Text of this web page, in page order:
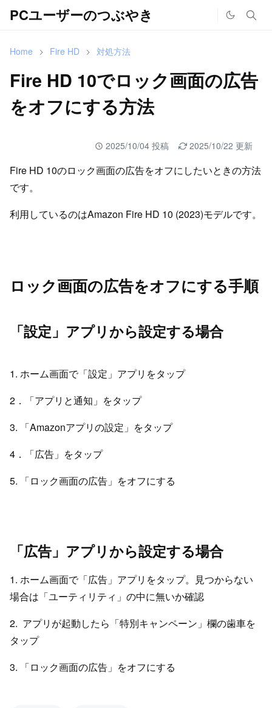
PCユーザーのつぶやき
Home Fire HD 対処方法
Fire HD 10でロック画面の広告
をオフにする方法
2025/10/04 投稿 2025/10/22 更新
Fire HD 10のロック画面の広告をオフにしたいときの方法
です。
利用しているのはAmazon Fire HD 10 (2023)モデルです。
ロック画面の広告をオフにする手順
「設定」アプリから設定する場合
1. ホーム画面で「設定」アプリをタップ
2．「アプリと通知」をタップ
3. 「Amazonアプリの設定」をタップ
4．「広告」をタップ
5. 「ロック画面の広告」をオフにする
「広告」アプリから設定する場合
1. ホーム画面で「広告」アプリをタップ。見つからない
場合は「ユーティリティ」の中に無いか確認
2. アプリが起動したら「特別キャンペーン」欄の歯車を
タップ
3. 「ロック画面の広告」をオフにする